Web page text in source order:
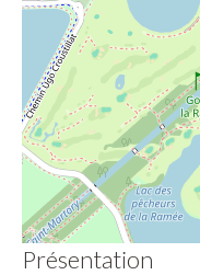
Présentation